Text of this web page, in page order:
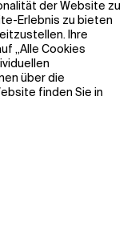
der Website zu
Erlebnis zu bieten
Ihre
„Alle Cookies
über die
finden Sie in
Unternehmen